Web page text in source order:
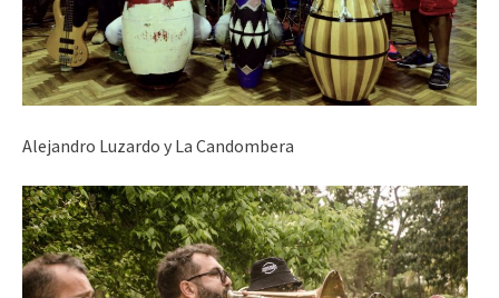
Alejandro Luzardo y La Candombera